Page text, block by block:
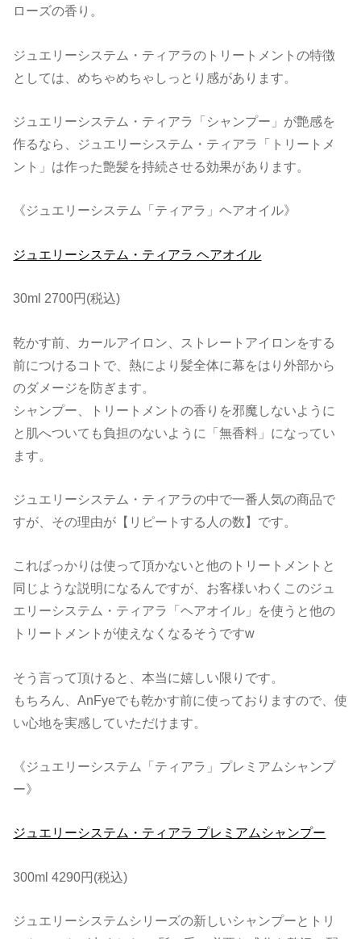
ローズの香り。
ジュエリーシステム・ティアラのトリートメントの特徴
としては、めちゃめちゃしっとり感があります。
ジュエリーシステム・ティアラ「シャンプー」が艶感を
作るなら、ジュエリーシステム・ティアラ「トリートメ
ント」は作った艶髪を持続させる効果があります。
《ジュエリーシステム「ティアラ」ヘアオイル》
ジュエリーシステム・ティアラ ヘアオイル
30ml 2700円(税込)
乾かす前、カールアイロン、ストレートアイロンをする
前につけるコトで、熱により髪全体に幕をはり外部から
のダメージを防ぎます。
シャンプー、トリートメントの香りを邪魔しないように
と肌へついても負担のないように「無香料」になってい
ます。
ジュエリーシステム・ティアラの中で一番人気の商品で
すが、その理由が【リピートする人の数】です。
こればっかりは使って頂かないと他のトリートメントと
同じような説明になるんですが、お客様いわくこのジュ
エリーシステム・ティアラ「ヘアオイル」を使うと他の
トリートメントが使えなくなるそうですw
そう言って頂けると、本当に嬉しい限りです。
もちろん、AnFyeでも乾かす前に使っておりますので、使
い心地を実感していただけます。
《ジュエリーシステム「ティアラ」プレミアムシャンプ
ー》
ジュエリーシステム・ティアラ プレミアムシャンプー
300ml 4290円(税込)
ジュエリーシステムシリーズの新しいシャンプーとトリ